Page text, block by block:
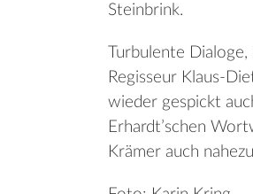
Steinbrink.
Turbulente Dialoge,
Regisseur Klaus-
wieder gespickt
Erhardt’schen
Krämer auch